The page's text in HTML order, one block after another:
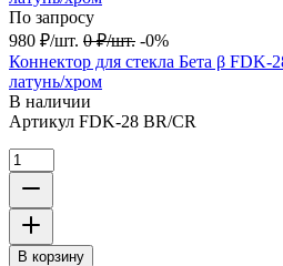
По запросу
980 ₽/шт. 0 ₽/шт. -0%
Коннектор для стекла Бета β FDK-
латунь/хром
В наличии
Артикул FDK-28 BR/CR
В корзину